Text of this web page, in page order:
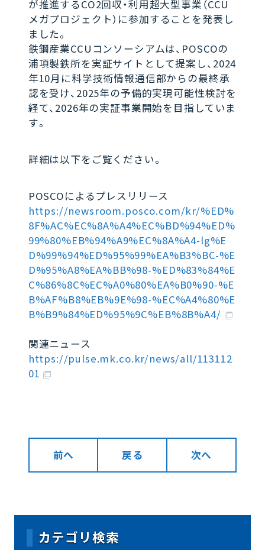
が推進するCO2回収・利用超大型事業（CCU
メガプロジェクト）に参加することを発表し
ました。
鉄鋼産業CCUコンソーシアムは、POSCOの
浦項製鉄所を実証サイトとして提案し、2024
年10月に科学技術情報通信部からの最終承
認を受け、2025年の予備的実現可能性検討を
経て、2026年の実証事業開始を目指していま
す。
詳細は以下をご覧ください。
POSCOによるプレスリリース
https://newsroom.posco.com/kr/%ED%
8F%AC%EC%8A%A4%EC%BD%94%ED%
99%80%EB%94%A9%EC%8A%A4-lg%E
D%99%94%ED%95%99%EA%B3%BC-%E
D%95%A8%EA%BB%98-%ED%83%84%E
C%86%8C%EC%A0%80%EA%B0%90-%E
B%AF%B8%EB%9E%98-%EC%A4%80%E
B%B9%84%ED%95%9C%EB%8B%A4/
関連ニュース
https://pulse.mk.co.kr/news/all/113112
01
前へ 戻る 次へ
カテゴリ検索